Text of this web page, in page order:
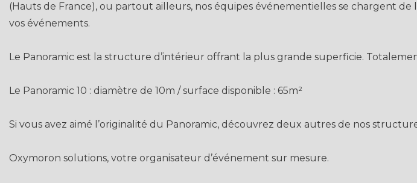
(Hauts de France), ou partout ailleurs, nos équipes événementielles se chargent
vos événements.
Le Panoramic est la structure d’intérieur offrant la plus grande superficie.
Le Panoramic 10 : diamètre de 10m / surface disponible : 65m²
Si vous avez aimé l’originalité du Panoramic, découvrez deux autres de nos
Oxymoron solutions, votre organisateur d’événement sur mesure.